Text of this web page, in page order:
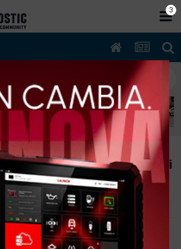
2 08/2001 1870cc F9Q750
spia e mancanza di
p1815
2